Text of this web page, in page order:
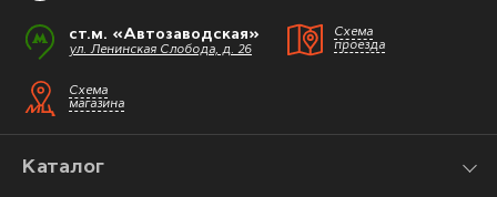
ст.м. «Автозаводская»
ул. Ленинская Слобода, д. 26
Схема
проезда
Схема
магазина
Каталог